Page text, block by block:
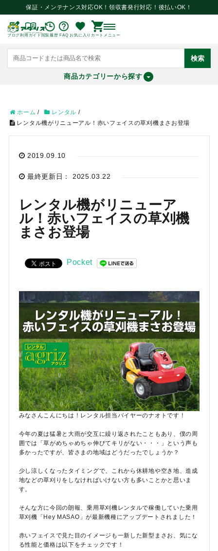
保証・メンテナンス対応OK！領収書発行対応！後払いOK！
ブログ利用ガイド 閲覧履歴 FAQ お気に入り カート メニュー
検索
商品カテゴリーから探す
meeting_room ログイン
search
お気に入り一覧
農業資材
作業用品
補修部品
レンタル
ブログ
利用ガイド FAQ
メールでのお問い合わせ
ホーム / レンタル /
レンタル機がリニューアル！赤いフェイスの草刈機まさお登場
2019.09.10
最終更新日： 2025.03.22
レンタル機がリニューア
ル！赤いフェイスの草刈機
まさお登場
Pocket
みなさんこんにちは！レンタル担当バイヤーのナオトです！
今年の夏は猛暑と大雨が交互に繰り返されたこともあり、僕の周
囲では「草がめちゃめちゃ伸びてキリがない・・・」という声も
多かったですが、皆さまの地域はどうだったでしょうか？
少し涼しくなったタイミングで、これから休耕地や空き地、造成
地などの草刈りをしなければいけない方も多いことかと思いま
す。
そんな方に今回の朗報、乗用草刈機レンタルで稼働していた乗用
草刈機「Hey MASAO」が最新機種にアップデートされました！
赤いフェイスで見た目のイメージも一新した新型まさお、気にな
る性能と価格は以下をチェックです！